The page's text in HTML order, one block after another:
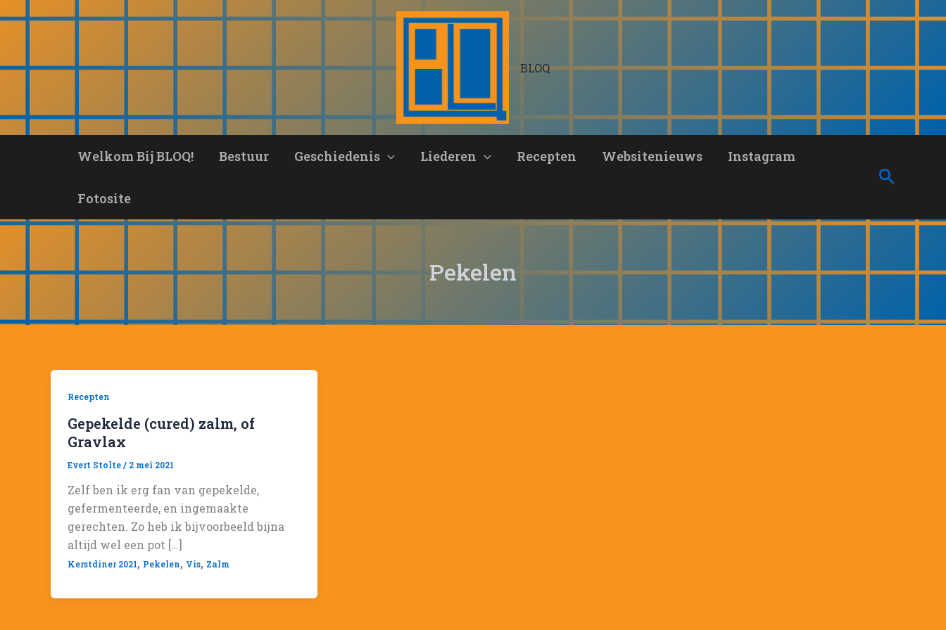
inhoud
BLOQ
Welkom Bij BLOQ! Bestuur Geschiedenis Liederen Recepten Websitenieuws Instagram
Fotosite
Zoeken
Pekelen
Recepten
Gepekelde (cured) zalm, of
Gravlax
Evert Stolte/ 2 mei 2021
Zelf ben ik erg fan van gepekelde,
gefermenteerde, en ingemaakte
gerechten. Zo heb ik bijvoorbeeld bijna
altijd wel een pot […]
Kerstdiner 2021, Pekelen, Vis, Zalm